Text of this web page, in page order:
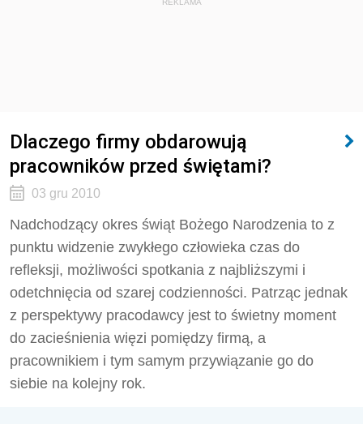
REKLAMA
Dlaczego firmy obdarowują
pracowników przed świętami?
03 gru 2010
Nadchodzący okres świąt Bożego Narodzenia to z
punktu widzenie zwykłego człowieka czas do
refleksji, możliwości spotkania z najbliższymi i
odetchnięcia od szarej codzienności. Patrząc jednak
z perspektywy pracodawcy jest to świetny moment
do zacieśnienia więzi pomiędzy firmą, a
pracownikiem i tym samym przywiązanie go do
siebie na kolejny rok.